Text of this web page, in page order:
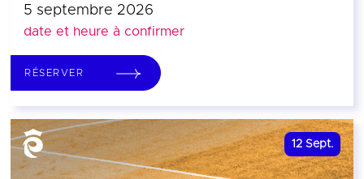
5 septembre 2026
date et heure à confirmer
RÉSERVER
12 Sept.